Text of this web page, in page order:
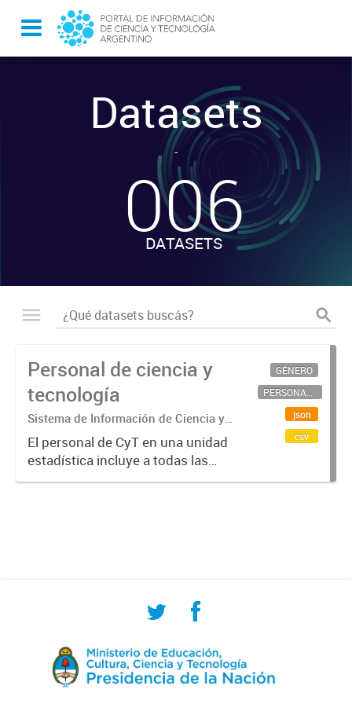
Datasets
-
006
DATASETS
Personal de ciencia y
tecnología
Sistema de Información de Ciencia y
Tecnología Argentino (SICYTAR)
El personal de CyT en una unidad
estadística incluye a todas las
personas involucradas
GÉNERO
PERSONAL CIENTÍFICO-TECNOLÓGICO
json
csv